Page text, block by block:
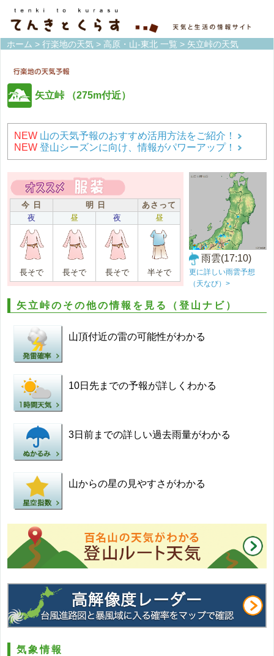
ホーム > 行楽地の天気 > 高原・山-東北 一覧 > 矢立峠の天気
矢立峠 （275m付近）
NEW 山の天気予報のおすすめ活用方法をご紹介！
NEW 登山シーズンに向け、情報がパワーアップ！
今 日 明 日
あさって
夜
昼 夜 昼
長そで 長そで 長そで 半そで
雨雲(17:10)
更に詳しい雨雲予想
（天なび）>
矢立峠のその他の情報を見る（登山ナビ）
山頂付近の雷の可能性がわかる
10日先までの予報が詳しくわかる
3日前までの詳しい過去雨量がわかる
山からの星の見やすさがわかる
気象情報